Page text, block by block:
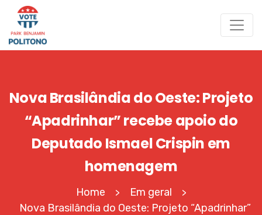
Nova Brasilândia do Oeste: Projeto
“Apadrinhar” recebe apoio do
Deputado Ismael Crispin em
homenagem
Home > Em geral >
Nova Brasilândia do Oeste: Projeto “Apadrinhar”